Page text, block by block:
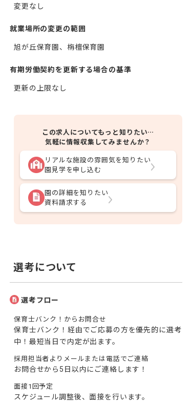
変更なし
就業場所の変更の範囲
旭が丘保育園、栴檀保育園
有期労働契約を更新する場合の基準
更新の上限なし
この求人についてもっと知りたい…
気軽に情報収集してみませんか？
リアルな施設の雰囲気を知りたい
園見学を申し込む
園の詳細を知りたい
資料請求する
選考について
選考フロー
保育士バンク！からお問合せ
保育士バンク！経由でご応募の方を優先的に選考
中！最短当日で内定が出ます。
採用担当者よりメールまたは電話でご連絡
お問合せから5日以内にご連絡します！
面接1回予定
スケジュール調整後、面接を行います。